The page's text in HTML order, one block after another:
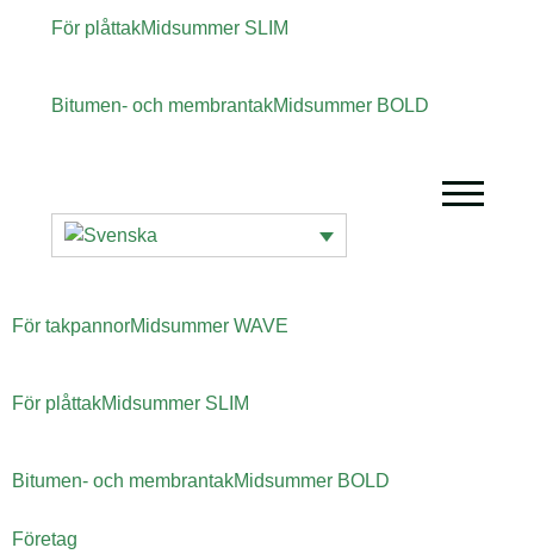
För plåttakMidsummer SLIM
Bitumen- och membrantakMidsummer BOLD
För takpannorMidsummer WAVE
För plåttakMidsummer SLIM
Bitumen- och membrantakMidsummer BOLD
Företag